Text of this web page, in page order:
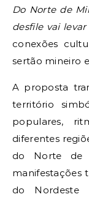
Do Norte de
desfile vai
conexões
sertão mineiro
A proposta
território
populares,
diferentes
do Norte de
manifestações
do Nordeste